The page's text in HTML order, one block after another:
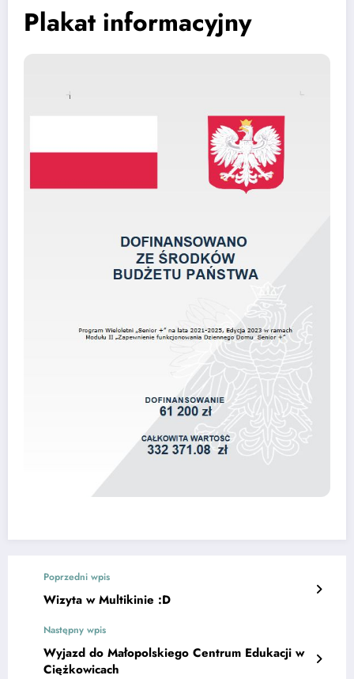
Plakat informacyjny
Poprzedni wpis
Wizyta w Multikinie :D
Następny wpis
Wyjazd do Małopolskiego Centrum Edukacji w
Ciężkowicach